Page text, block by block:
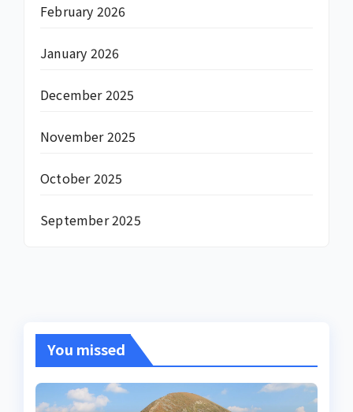
February 2026
January 2026
December 2025
November 2025
October 2025
September 2025
You missed